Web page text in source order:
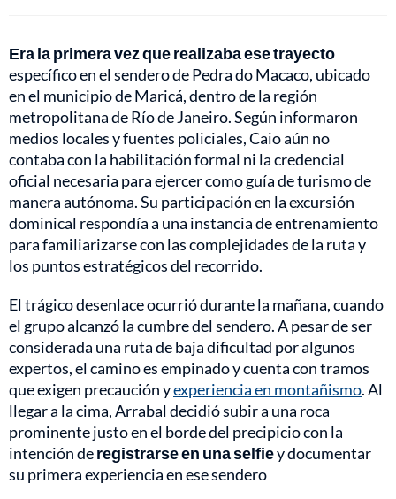
Era la primera vez que realizaba ese trayecto
específico en el sendero de Pedra do Macaco, ubicado
en el municipio de Maricá, dentro de la región
metropolitana de Río de Janeiro. Según informaron
medios locales y fuentes policiales, Caio aún no
contaba con la habilitación formal ni la credencial
oficial necesaria para ejercer como guía de turismo de
manera autónoma. Su participación en la excursión
dominical respondía a una instancia de entrenamiento
para familiarizarse con las complejidades de la ruta y
los puntos estratégicos del recorrido.
El trágico desenlace ocurrió durante la mañana, cuando
el grupo alcanzó la cumbre del sendero. A pesar de ser
considerada una ruta de baja dificultad por algunos
expertos, el camino es empinado y cuenta con tramos
que exigen precaución yexperiencia en montañismo. Al
llegar a la cima, Arrabal decidió subir a una roca
prominente justo en el borde del precipicio con la
intención deregistrarse en una selfiey documentar
su primera experiencia en ese sendero